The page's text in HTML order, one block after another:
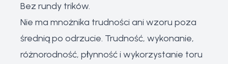
Bez rundy trików.
Nie ma mnożnika trudności ani wzoru poza
średnią po odrzucie. Trudność, wykonanie,
różnorodność, płynność i wykorzystanie toru